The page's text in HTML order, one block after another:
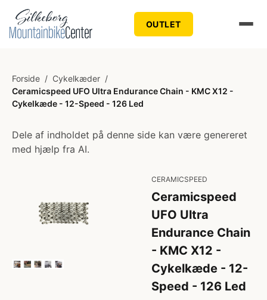
OUTLET
Forside / Cykelkæder /
Ceramicspeed UFO Ultra Endurance Chain - KMC X12 -
Cykelkæde - 12-Speed - 126 Led
Dele af indholdet på denne side kan være genereret
med hjælp fra AI.
CERAMICSPEED
Ceramicspeed
UFO Ultra
Endurance Chain
- KMC X12 -
Cykelkæde - 12-
Speed - 126 Led